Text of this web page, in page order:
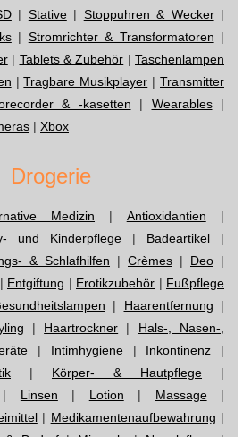
| Stative| Stoppuhren & Wecker|
| Stromrichter & Transformatoren |
| Tablets & Zubehör | Taschenlampen
|Tragbare Musikplayer | Transmitter
& -kasetten | Wearables|
| Xbox
Drogerie
Medizin | Antioxidantien |
und Kinderpflege | Badeartikel |
& Schlafhilfen | Crèmes | Deo |
| Entgiftung | Erotikzubehör | Fußpflege
| Haarentfernung |
| Haartrockner | Hals-, Nasen-,
| Intimhygiene| Inkontinenz |
| Körper- & Hautpflege |
Linsen | Lotion | Massage|
| Medikamentenaufbewahrung |